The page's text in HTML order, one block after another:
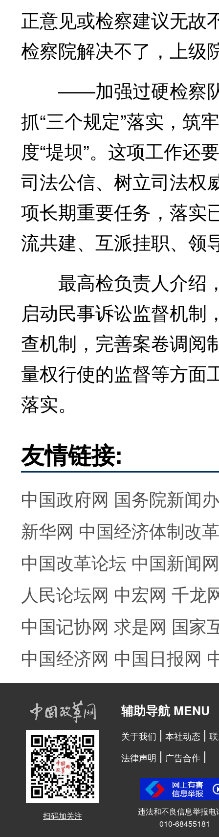
正意见或检察建议无故
检察院解决不了，上级
——加强过硬检察队
抓“三个规定”落实，筑
度“堤坝”。这项工作还
司法公信、树立司法权
项长期重要任务，落实
流共建、互派挂职、领
最高检负责人介绍
启动民事诉讼监督机制
查机制，完善案卷调阅
量权行使的监督等方面
落实。
友情链接:
中国政府网 国务院新闻
新华网 中国经济体制改
中国改革论坛 中国新闻网
人民论坛网 中宏网 千龙
中国记协网 求是网 国家
中国经济网 中国日报网
扫码加关注
辅助导航 MENU
关于我们 本社动态
法律声明
广告合作
违法和不良信息举报电
010-68455181